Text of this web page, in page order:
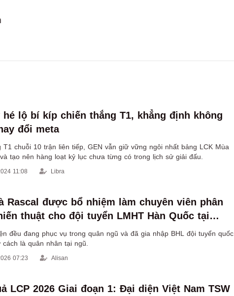
hé lộ bí kíp chiến thắng T1, khẳng định không
đổi meta
T1 chuỗi 10 trận liên tiếp, GEN vẫn giữ vững ngôi nhất bảng LCK Mùa
tạo nên hàng loạt kỷ lục chưa từng có trong lịch sử giải đấu.
11:08 Libra
Rascal được bổ nhiệm làm chuyên viên phân
thuật cho đội tuyển LMHT Hàn Quốc tại
đều đang phục vụ trong quân ngũ và đã gia nhập BHL đội tuyển quốc
là quân nhân tại ngũ.
07:23 Alisan
LCP 2026 Giai đoạn 1: Đại diện Việt Nam TSW